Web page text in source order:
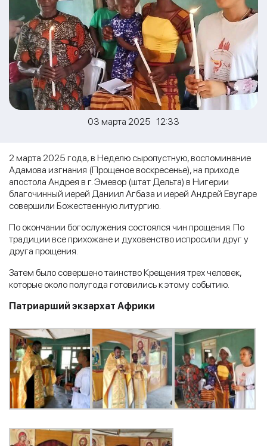
03 марта 2025 12:33
2 марта 2025 года, в Неделю сыропустную, воспоминание
Адамова изгнания (Прощеное воскресенье), на приходе
апостола Андрея в г. Эмевор (штат Дельта) в Нигерии
благочинный иерей Даниил Агбаза и иерей Андрей Евугаре
совершили Божественную литургию.
По окончании богослужения состоялся чин прощения. По
традиции все прихожане и духовенство испросили друг у
друга прощения.
Затем было совершено таинство Крещения трех человек,
которые около полугода готовились к этому событию.
Патриарший экзархат Африки